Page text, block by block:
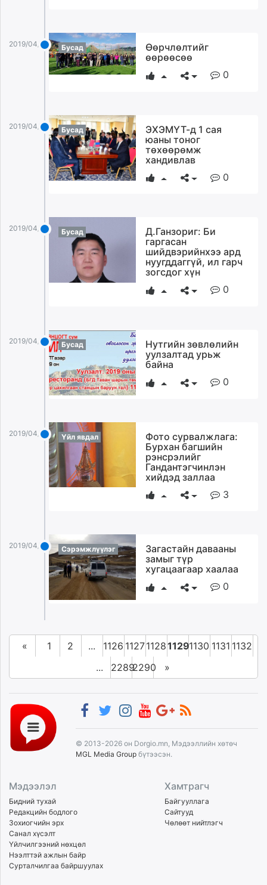
2019/04/05 Бусад
Өөрчлөлтийг
өөрөөсөө
0
2019/04/05 Бусад
ЭХЭМҮТ-д 1 сая
юаны тоног
төхөөрөмж
хандивлав
0
2019/04/05 Бусад
Д.Ганзориг: Би
гаргасан
шийдвэрийнхээ ард
нуугддаггүй, ил гарч
зогсдог хүн
0
2019/04/05 Бусад
Нутгийн зөвлөлийн
уулзалтад урьж
байна
0
2019/04/05 Үйл явдал
Фото сурвалжлага:
Бурхан багшийн
рэнсрэлийг
Гандантэгчинлэн
хийдэд заллаа
3
2019/04/05 Сэрэмжлүүлэг
Загастайн давааны
замыг түр
хугацаагаар хаалаа
0
« 1 2 ... 1126 1127112811291130 1131 1132
...
22892290 »
© 2013-2026 он Dorgio.mn, Мэдээллийн хөтөч
MGL Media Group бүтээсэн.
Мэдээлэл
Бидний тухай
Редакцийн бодлого
Зохиогчийн эрх
Санал хүсэлт
Үйлчилгээний нөхцөл
Нээлттэй ажлын байр
Сурталчилгаа байршуулах
Хамтрагч
Байгууллага
Сайтууд
Чөлөөт нийтлэгч